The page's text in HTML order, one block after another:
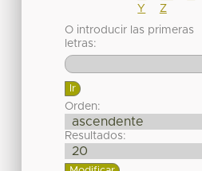
Y
Z
O introducir las primeras
letras:
Orden:
Resultados: